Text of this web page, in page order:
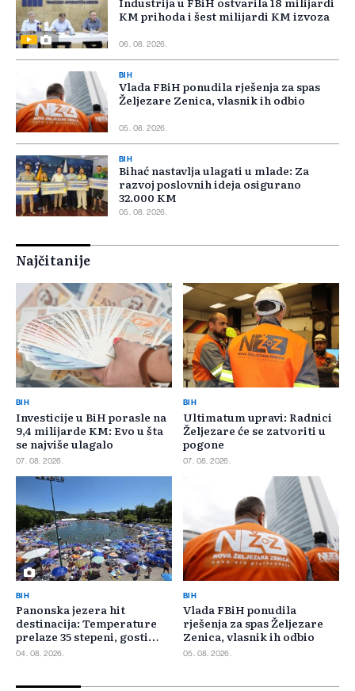
KM prihoda i šest milijardi KM izvoza
06. 08. 2026.
BIH
Vlada FBiH ponudila rješenja za spas
Željezare Zenica, vlasnik ih odbio
05. 08. 2026.
BIH
Bihać nastavlja ulagati u mlade: Za
razvoj poslovnih ideja osigurano
32.000 KM
05. 08. 2026.
Najčitanije
BIH
Investicije u BiH porasle na
9,4 milijarde KM: Evo u šta
se najviše ulagalo
07. 08. 2026.
BIH
Ultimatum upravi: Radnici
Željezare će se zatvoriti u
pogone
07. 08. 2026.
BIH
Panonska jezera hit
destinacija: Temperature
prelaze 35 stepeni, gosti
pristižu iz cijele regije
04. 08. 2026.
BIH
Vlada FBiH ponudila
rješenja za spas Željezare
Zenica, vlasnik ih odbio
05. 08. 2026.